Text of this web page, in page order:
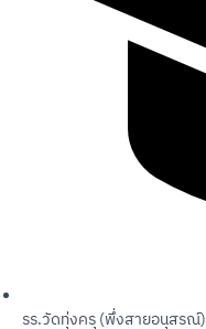
รร.วัดทุ่งครุ (พึ่งสายอนุสรณ์)